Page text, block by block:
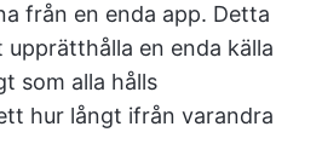
från en enda app. Detta
en enda källa
som alla hålls
hur långt ifrån varandra